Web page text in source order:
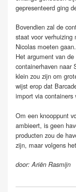
gepresenteerd ging
Bovendien zal de
staat voor verhuizing
Nicolas moeten
Het argument van
containerhaven naar
klein zou zijn om
wijst erop dat
import via containers
Om een knooppunt
ambieert, is geen
producten zou de
zijn, maar volgens
door: Ariën Rasmijn